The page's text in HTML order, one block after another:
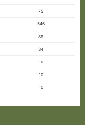
75
546
89
34
10
10
10